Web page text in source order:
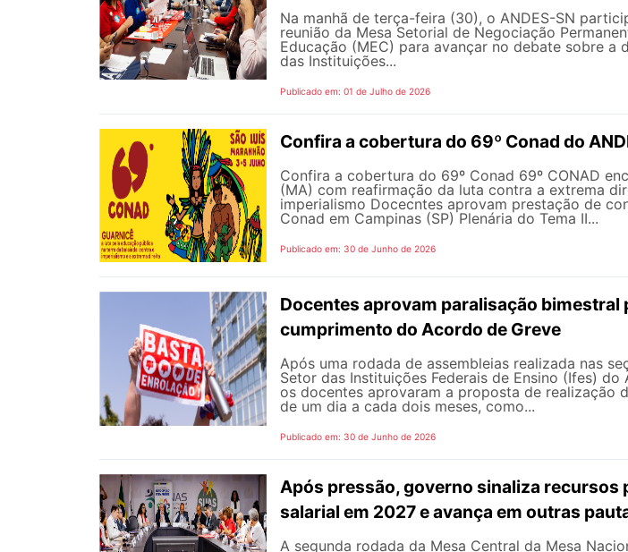
Na manhã de terça-feira (30), o ANDES-SN
reunião da Mesa Setorial de Negociação
Educação (MEC) para avançar no debate sobre a
das Instituições...
Publicado em: 01 de Julho de 2026
Confira a cobertura do 69º Conad do
Confira a cobertura do 69º Conad 69º CONAD
(MA) com reafirmação da luta contra a extrema
imperialismo Docecntes aprovam prestação de
Conad em Campinas (SP) Plenária do Tema II...
Publicado em: 30 de Junho de 2026
Docentes aprovam paralisação bimestral
cumprimento do Acordo de Greve
Após uma rodada de assembleias realizada nas
Setor das Instituições Federais de Ensino (Ifes) do
os docentes aprovaram a proposta de realização
de um dia a cada dois meses, como...
Publicado em: 30 de Junho de 2026
Após pressão, governo sinaliza recursos
salarial em 2027 e avança em outras
A segunda rodada da Mesa Central da Mesa